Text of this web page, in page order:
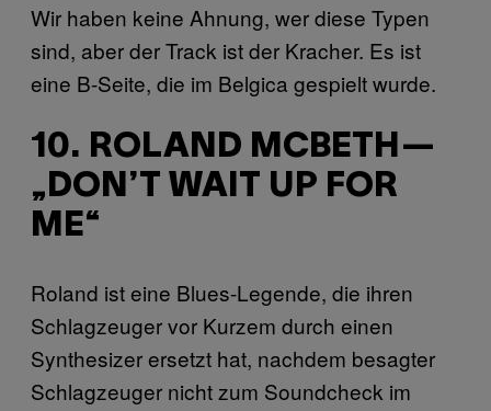
Wir haben keine Ahnung, wer diese Typen
sind, aber der Track ist der Kracher. Es ist
eine B-Seite, die im Belgica gespielt wurde.
10. ROLAND MCBETH—
„DON’T WAIT UP FOR
ME“
Roland ist eine Blues-Legende, die ihren
Schlagzeuger vor Kurzem durch einen
Synthesizer ersetzt hat, nachdem besagter
Schlagzeuger nicht zum Soundcheck im